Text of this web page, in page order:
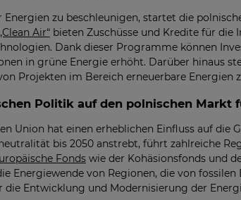
zu beschleunigen, startet die
„Clean Air“ bieten Zuschüsse und Kredite für
Dank dieser Programme können
in grüne Energie erhöht. Darüber hinaus
Projekten im Bereich erneuerbare Energien
Politik auf den polnischen Markt
Union hat einen erheblichen Einfluss auf die
bis 2050 anstrebt, führt zahlreiche
Fonds wie der Kohäsionsfonds und
Energiewende von Regionen, die von
die Entwicklung und Modernisierung der